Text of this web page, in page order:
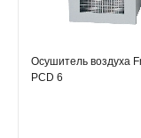
Осушитель воздуха
PCD 6